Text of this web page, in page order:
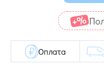
Оплата